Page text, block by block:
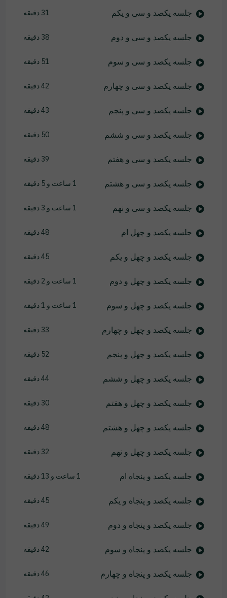
جلسه یکصد و سی و یکم 31 دقیقه
جلسه یکصد و سی و دوم 38 دقیقه
جلسه یکصد و سی و سوم 51 دقیقه
جلسه یکصد و سی و چهارم 42 دقیقه
جلسه یکصد و سی و پنجم 43 دقیقه
جلسه یکصد و سی و ششم 50 دقیقه
جلسه یکصد و سی و هفتم 39 دقیقه
جلسه یکصد و سی و هشتم 1 ساعت و 5 دقیقه
جلسه یکصد و سی و نهم 1 ساعت و 3 دقیقه
جلسه یکصد و چهل ام 48 دقیقه
جلسه یکصد و چهل و یکم 45 دقیقه
جلسه یکصد و چهل و دوم 1 ساعت و 2 دقیقه
جلسه یکصد و چهل و سوم 1 ساعت و 1 دقیقه
جلسه یکصد و چهل و چهارم 33 دقیقه
جلسه یکصد و چهل و پنجم 52 دقیقه
جلسه یکصد و چهل و ششم 44 دقیقه
جلسه یکصد و چهل و هفتم 30 دقیقه
جلسه یکصد و چهل و هشتم 48 دقیقه
جلسه یکصد و چهل و نهم 32 دقیقه
جلسه یکصد و پنجاه ام 1 ساعت و 13 دقیقه
جلسه یکصد و پنجاه و یکم 45 دقیقه
جلسه یکصد و پنجاه و دوم 49 دقیقه
جلسه یکصد و پنجاه و سوم 42 دقیقه
جلسه یکصد و پنجاه و چهارم 46 دقیقه